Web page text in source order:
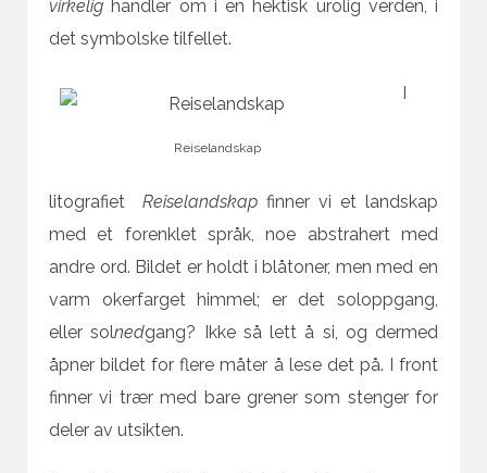
virkelig handler om i en hektisk urolig verden, i
det symbolske tilfellet.
Reiselandskap
I
litografiet Reiselandskap finner vi et landskap
med et forenklet språk, noe abstrahert med
andre ord. Bildet er holdt i blåtoner, men med en
varm okerfarget himmel; er det soloppgang,
eller solnedgang? Ikke så lett å si, og dermed
åpner bildet for flere måter å lese det på. I front
finner vi trær med bare grener som stenger for
deler av utsikten.